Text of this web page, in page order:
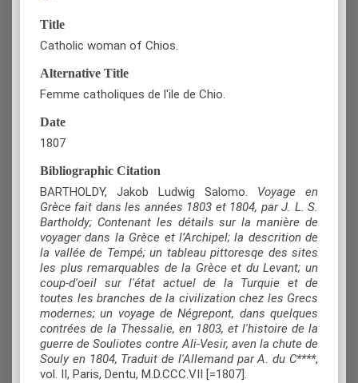
Title
Catholic woman of Chios.
Alternative Title
Femme catholiques de l'ile de Chio.
Date
1807
Bibliographic Citation
BARTHOLDY, Jakob Ludwig Salomo. Voyage en
Grèce fait dans les années 1803 et 1804, par J. L. S.
Bartholdy; Contenant les détails sur la manière de
voyager dans la Grèce et l’Archipel; la descrition de
la vallée de Tempé; un tableau pittoresqe des sites
les plus remarquables de la Grèce et du Levant; un
coup-d'oeil sur l'état actuel de la Turquie et de
toutes les branches de la civilization chez les Grecs
modernes; un voyage de Négrepont, dans quelques
contrées de la Thessalie, en 1803, et l'histoire de la
guerre de Souliotes contre Ali-Vesir, aven la chute de
Souly en 1804, Traduit de l'Allemand par A. du C****,
vol. IΙ, Paris, Dentu, M.D.CCC.VII [=1807].